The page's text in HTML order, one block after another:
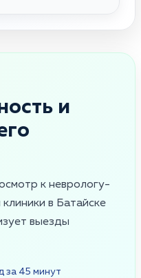
и
к неврологу-
в Батайске
выезды
за 45 минут